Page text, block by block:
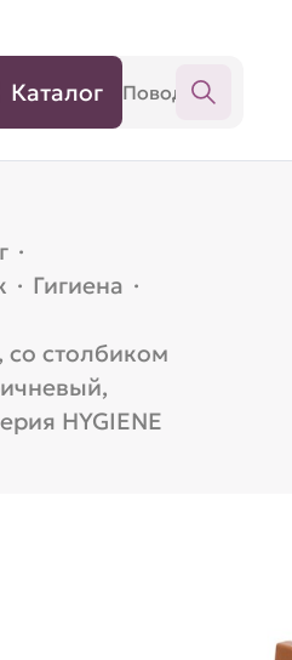
Каталог
·
· Гигиена ·
со столбиком
HYGIENE